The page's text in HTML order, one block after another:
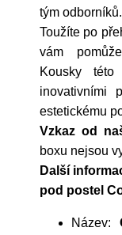
tým
Toužíte po
vám
Kousky
inovativními
estetickému
Vzkaz od
boxu nejsou
Další
pod postel
Název: